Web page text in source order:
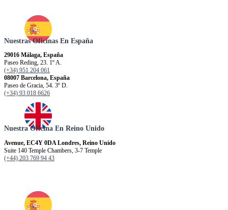
Nuestras Oficinas En España
29016 Málaga, España
Paseo Reding, 23. 1º A.
(+34) 951 204 061
08007 Barcelona, España
Paseo de Gracia, 54. 3º D.
(+34) 93 018 6626
Nuestra Oficina En Reino Unido
Avenue, EC4Y 0DA Londres, Reino Unido
Suite 140 Temple Chambers, 3-7 Temple
(+44) 203 769 94 43